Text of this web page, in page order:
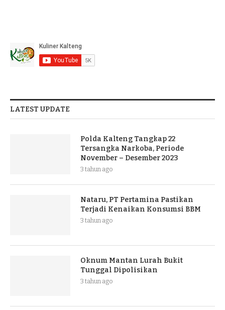
LATEST UPDATE
Polda Kalteng Tangkap 22
Tersangka Narkoba, Periode
November – Desember 2023
3 tahun ago
Nataru, PT Pertamina Pastikan
Terjadi Kenaikan Konsumsi BBM
3 tahun ago
Oknum Mantan Lurah Bukit
Tunggal Dipolisikan
3 tahun ago